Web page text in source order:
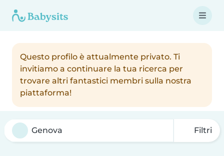
Questo profilo è attualmente privato. Ti
invitiamo a continuare la tua ricerca per
trovare altri fantastici membri sulla nostra
piattaforma!
Filtri